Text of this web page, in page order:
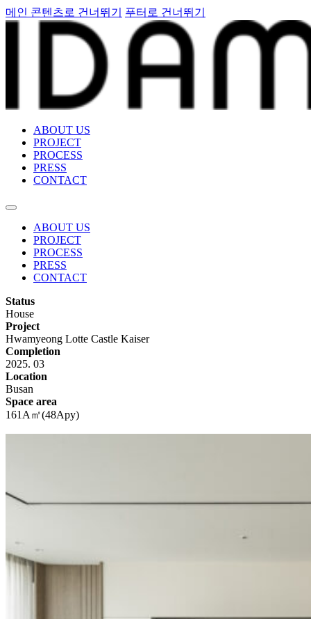
메인 콘텐츠로 건너뛰기 푸터로 건너뛰기
ABOUT US
PROJECT
PROCESS
PRESS
CONTACT
ABOUT US
PROJECT
PROCESS
PRESS
CONTACT
Status
House
Project
Hwamyeong Lotte Castle Kaiser
Completion
2025. 03
Location
Busan
Space area
161A㎡(48Apy)